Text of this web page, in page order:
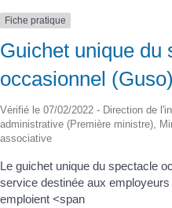
Fiche pratique
Guichet unique du
occasionnel (Guso)
Vérifié le 07/02/2022 - Direction de
administrative (Première ministre),
associative
Le guichet unique du spectacle
service destinée aux
emploient <span